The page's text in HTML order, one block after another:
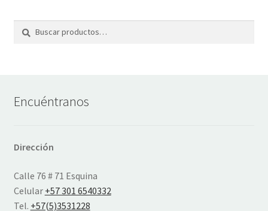
Encuéntranos
Dirección
Calle 76 # 71 Esquina
Celular +57 301 6540332
Tel. +57(5)3531228